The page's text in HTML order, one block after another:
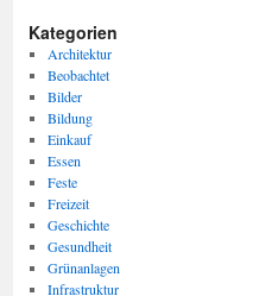
Kategorien
Architektur
Beobachtet
Bilder
Bildung
Einkauf
Essen
Feste
Freizeit
Geschichte
Gesundheit
Grünanlagen
Infrastruktur